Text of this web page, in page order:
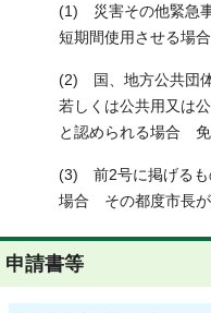
(1) 災害その他緊急
短期間使用させる場
(2) 国、地方公共団
若しくは公共用又は
と認められる場合
(3) 前2号に掲げるも
場合 その都度市長が
申請書等